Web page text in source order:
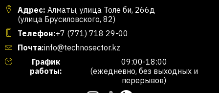
Адрес: Алматы, улица Толе би, 266д
(улица Брусиловского, 82)
Телефон:+7 (771) 718 29-00
Почта:info@technosector.kz
График
работы:
09:00-18:00
(ежедневно, без выходных и
перерывов)